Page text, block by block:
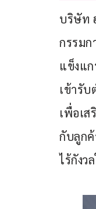
บริษัท
กรรม
แข็งแ
เข้ารั
เพื่อเ
กับลูกค้
ไร้กังว